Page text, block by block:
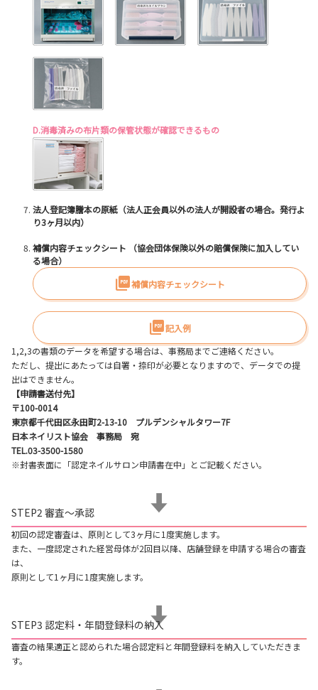
D.消毒済みの布片類の保管状態が確認できるもの
法人登記簿謄本の原紙（法人正会員以外の法人が開設者の場合。発行よ
り3ヶ月以内）
補償内容チェックシート （協会団体保険以外の賠償保険に加入してい
る場合）
補償内容チェックシート
記入例
1,2,3の書類のデータを希望する場合は、事務局までご連絡ください。
ただし、提出にあたっては自署・捺印が必要となりますので、データでの提
出はできません。
【申請書送付先】
〒100-0014
東京都千代田区永田町2-13-10 プルデンシャルタワー7F
日本ネイリスト協会 事務局 宛
TEL.03-3500-1580
※封書表面に「認定ネイルサロン申請書在中」とご記載ください。
STEP2 審査～承認
初回の認定審査は、原則として3ヶ月に1度実施します。
また、一度認定された経営母体が2回目以降、店舗登録を申請する場合の審査
は、
原則として1ヶ月に1度実施します。
STEP3 認定料・年間登録料の納入
審査の結果適正と認められた場合認定料と年間登録料を納入していただきま
す。